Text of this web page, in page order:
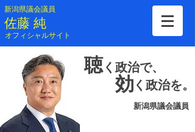
新潟県議会議員
​佐藤 純
​オフィシャルサイト
聴 く 政治で、
効 く 政治を。
新潟県議会議員